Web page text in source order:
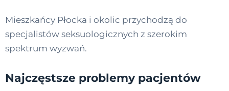
Mieszkańcy Płocka i okolic przychodzą do
specjalistów seksuologicznych z szerokim
spektrum wyzwań.
Najczęstsze problemy pacjentów